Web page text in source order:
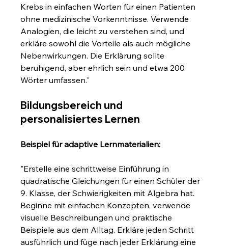
Krebs in einfachen Worten für einen Patienten
ohne medizinische Vorkenntnisse. Verwende
Analogien, die leicht zu verstehen sind, und
erkläre sowohl die Vorteile als auch mögliche
Nebenwirkungen. Die Erklärung sollte
beruhigend, aber ehrlich sein und etwa 200
Wörter umfassen."
Bildungsbereich und
personalisiertes Lernen
Beispiel für adaptive Lernmaterialien:
"Erstelle eine schrittweise Einführung in
quadratische Gleichungen für einen Schüler der
9. Klasse, der Schwierigkeiten mit Algebra hat.
Beginne mit einfachen Konzepten, verwende
visuelle Beschreibungen und praktische
Beispiele aus dem Alltag. Erkläre jeden Schritt
ausführlich und füge nach jeder Erklärung eine